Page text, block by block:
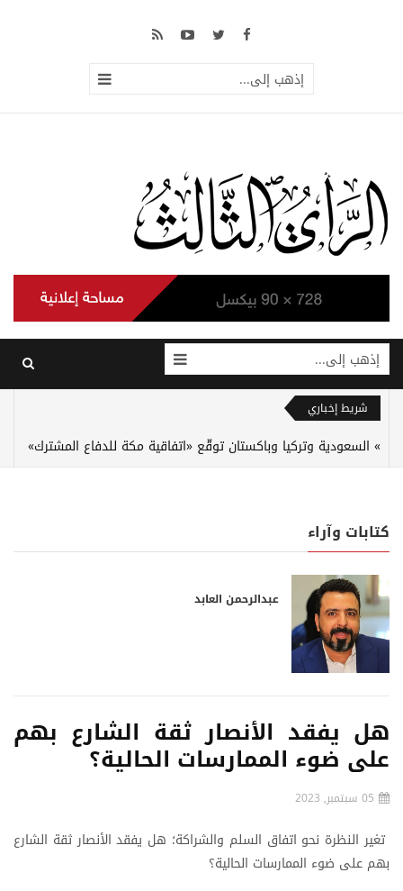
إذهب إلى...
إذهب إلى...
شريط إخباري
السعودية وتركيا وباكستان توقّع «اتفاقية مكة للدفاع المشترك»
كتابات وآراء
عبدالرحمن العابد
هل يفقد الأنصار ثقة الشارع بهم
على ضوء الممارسات الحالية؟
05 سبتمبر, 2023
تغير النظرة نحو اتفاق السلم والشراكة؛ هل يفقد الأنصار ثقة الشارع
بهم على ضوء الممارسات الحالية؟